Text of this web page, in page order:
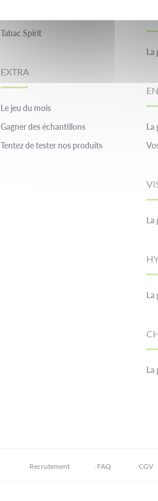
Tabac Spirit
EXTRA
Le jeu du mois
Gagner des échantillons
Tentez de tester nos produits
La
La
La
La
La
Recrutement FAQ CGV